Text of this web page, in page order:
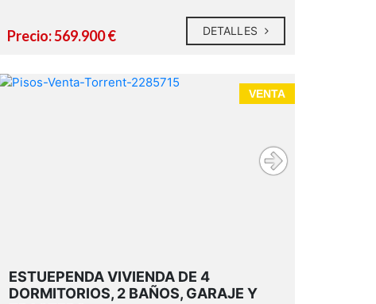
Precio: 569.900 € DETALLES
VENTA
4 dormitorios.
2 baños reformados con ducha y uno
ESTUEPENDA VIVIENDA DE 4
DORMITORIOS, 2 BAÑOS, GARAJE Y